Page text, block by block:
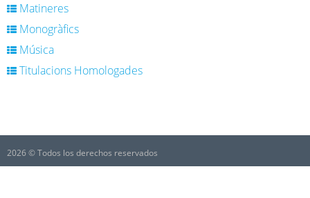
Matineres
Monogràfics
Música
Titulacions Homologades
2026 © Todos los derechos reservados